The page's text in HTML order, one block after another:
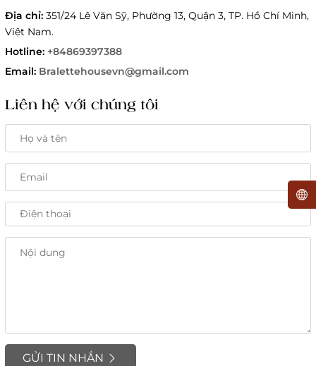
Địa chỉ: 351/24 Lê Văn Sỹ, Phường 13, Quận 3, TP. Hồ Chí Minh,
Việt Nam.
Hotline: +84869397388
Email: Bralettehousevn@gmail.com
Liên hệ với chúng tôi
GỬI TIN NHẮN